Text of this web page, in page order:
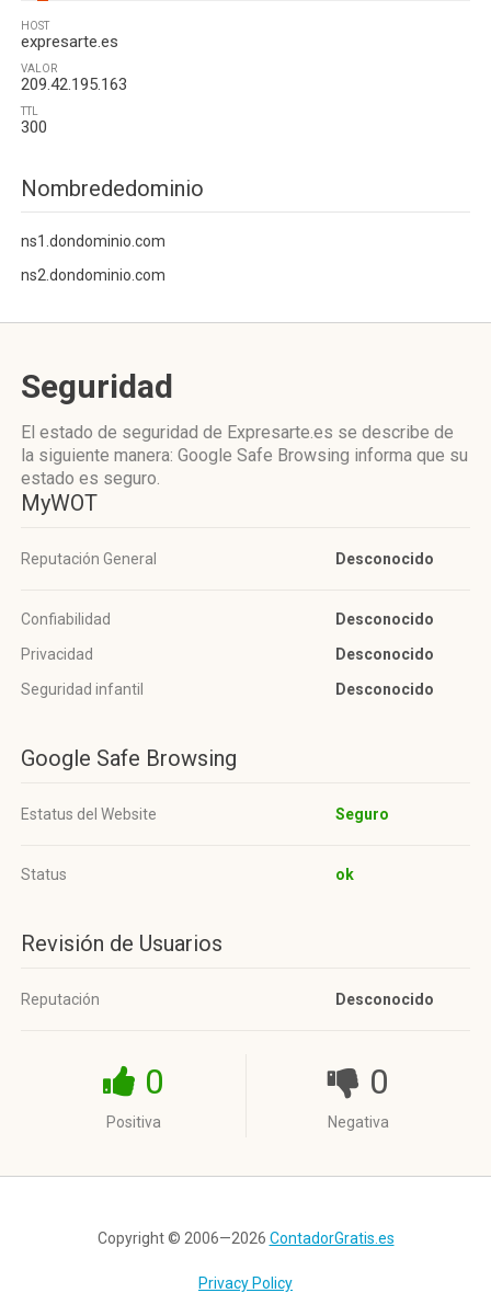
HOST
expresarte.es
VALOR
209.42.195.163
TTL
300
Nombrededominio
ns1.dondominio.com
ns2.dondominio.com
Seguridad
El estado de seguridad de Expresarte.es se describe de
la siguiente manera: Google Safe Browsing informa que su
estado es seguro.
MyWOT
Reputación General Desconocido
Confiabilidad
Desconocido
Privacidad
Desconocido
Seguridad infantil
Desconocido
Google Safe Browsing
Estatus del Website Seguro
Status ok
Revisión de Usuarios
Reputación Desconocido
0
Positiva
0
Negativa
Copyright © 2006—2026 ContadorGratis.es
Privacy Policy